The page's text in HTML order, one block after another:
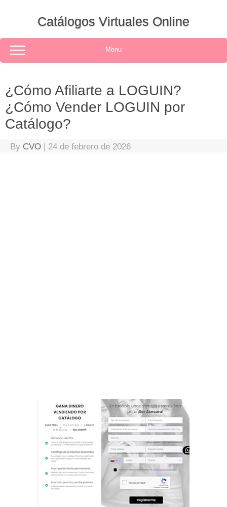
Catálogos Virtuales Online
Menu
¿Cómo Afiliarte a LOGUIN?
¿Cómo Vender LOGUIN por
Catálogo?
By CVO | 24 de febrero de 2026